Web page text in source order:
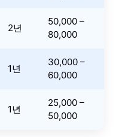
2년
50,000 –
80,000
1년
30,000 –
60,000
1년
25,000 –
50,000